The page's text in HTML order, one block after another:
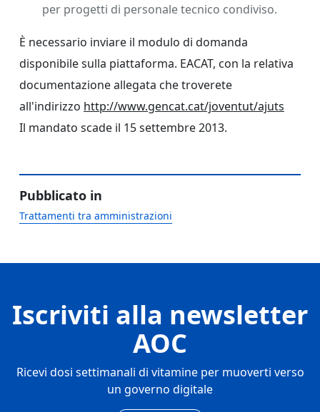
per progetti di personale tecnico condiviso.
È necessario inviare il modulo di domanda
disponibile sulla piattaforma. EACAT, con la relativa
documentazione allegata che troverete
all'indirizzo http://www.gencat.cat/joventut/ajuts
Il mandato scade il 15 settembre 2013.
Pubblicato in
Trattamenti tra amministrazioni
Iscriviti alla newsletter
AOC
Ricevi dosi settimanali di vitamine per muoverti verso
un governo digitale